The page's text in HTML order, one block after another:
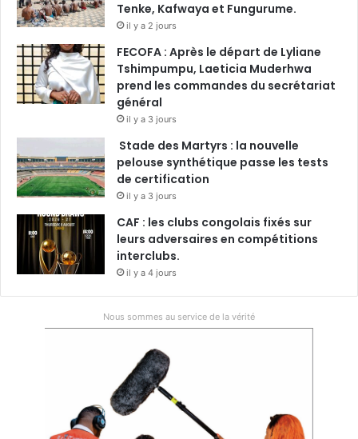
Tenke, Kafwaya et Fungurume.
il y a 2 jours
FECOFA : Après le départ de Lyliane
Tshimpumpu, Laeticia Muderhwa
prend les commandes du secrétariat
général
il y a 3 jours
Stade des Martyrs : la nouvelle
pelouse synthétique passe les tests
de certification
il y a 3 jours
CAF : les clubs congolais fixés sur
leurs adversaires en compétitions
interclubs.
il y a 4 jours
Nous sommes au service de la vérité